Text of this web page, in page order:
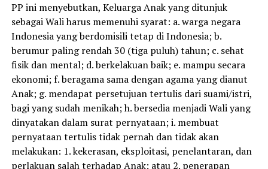
PP ini menyebutkan, Keluarga Anak yang ditunjuk
sebagai Wali harus memenuhi syarat: a. warga negara
Indonesia yang berdomisili tetap di Indonesia; b.
berumur paling rendah 30 (tiga puluh) tahun; c. sehat
fisik dan mental; d. berkelakuan baik; e. mampu secara
ekonomi; f. beragama sama dengan agama yang dianut
Anak; g. mendapat persetujuan tertulis dari suami/istri,
bagi yang sudah menikah; h. bersedia menjadi Wali yang
dinyatakan dalam surat pernyataan; i. membuat
pernyataan tertulis tidak pernah dan tidak akan
melakukan: 1. kekerasan, eksploitasi, penelantaran, dan
perlakuan salah terhadap Anak; atau 2. penerapan